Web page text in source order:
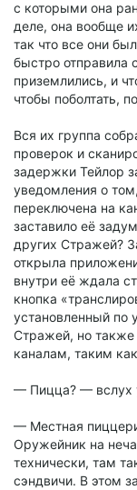
с которыми она
деле, она вообще
так что все они
быстро отправила
приземлились, и
чтобы поболтать,
Вся их группа
проверок и
задержки Тейлор
уведомления о
переключена на
заставило её
других Стражей?
открыла
внутри её ждала
кнопка
установленный по
Стражей, но также
каналам, таким
— Пицца? — вслух
— Местная
Оружейник на
технически, там
сэндвичи. В этом